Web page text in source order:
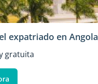
expatriado en Angola
gratuita